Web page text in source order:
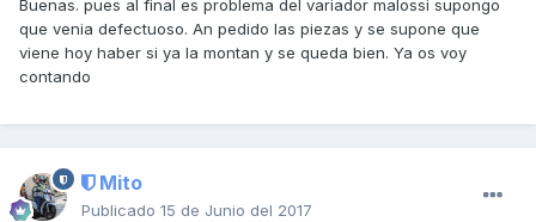
Buenas. pues al final es problema del variador malossi supongo
que venia defectuoso. An pedido las piezas y se supone que
viene hoy haber si ya la montan y se queda bien. Ya os voy
contando
Mito
Publicado 15 de Junio del 2017